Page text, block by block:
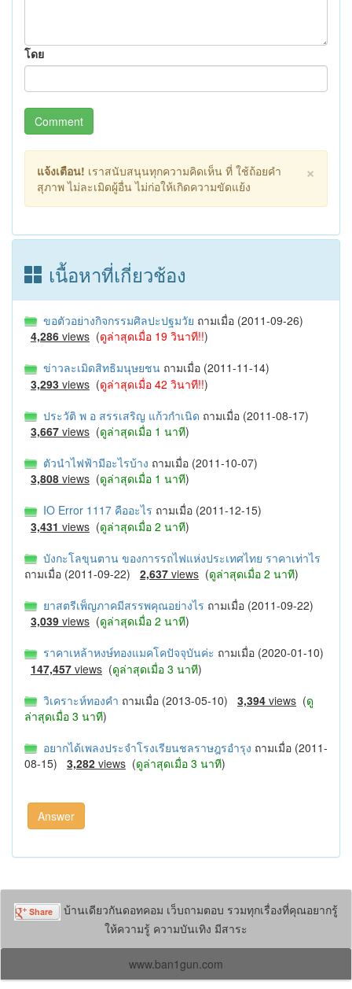
โดย
Comment
×
แจ้งเตือน! เราสนับสนุนทุกความคิดเห็น ที่ ใช้ถ้อยคำ
สุภาพ ไม่ละเมิดผู้อื่น ไม่ก่อให้เกิดความขัดแย้ง
เนื้อหาที่เกี่ยวช้อง
ขอตัวอย่างกิจกรรมศิลปะปฐมวัย ถามเมื่อ (2011-09-26)
4,286 views (ดูล่าสุดเมื่อ 19 วินาที!!)
ข่าวละเมิดสิทธิมนุษยชน ถามเมื่อ (2011-11-14)
3,293 views (ดูล่าสุดเมื่อ 42 วินาที!!)
ประวัติ พ อ สรรเสริญ แก้วกําเนิด ถามเมื่อ (2011-08-17)
3,667 views (ดูล่าสุดเมื่อ 1 นาที)
ตัวนำไฟฟ้ามีอะไรบ้าง ถามเมื่อ (2011-10-07)
3,808 views (ดูล่าสุดเมื่อ 1 นาที)
IO Error 1117 คืออะไร ถามเมื่อ (2011-12-15)
3,431 views (ดูล่าสุดเมื่อ 2 นาที)
บังกะโลขุนตาน ของการรถไฟแห่งประเทศไทย ราคาเท่าไร
ถามเมื่อ (2011-09-22) 2,637 views (ดูล่าสุดเมื่อ 2 นาที)
ยาสตรีเพ็ญภาคมีสรรพคุณอย่างไร ถามเมื่อ (2011-09-22)
3,039 views (ดูล่าสุดเมื่อ 2 นาที)
ราคาเหล้าหงษ์ทองแมคโคปัจจุบันค่ะ ถามเมื่อ (2020-01-10)
147,457 views (ดูล่าสุดเมื่อ 3 นาที)
วิเคราะห์ทองคำ ถามเมื่อ (2013-05-10) 3,394 views (ดู
ล่าสุดเมื่อ 3 นาที)
อยากได้เพลงประจำโรงเรียนชลราษฎรอำรุง ถามเมื่อ (2011-
08-15) 3,282 views (ดูล่าสุดเมื่อ 3 นาที)
บ้านเดียวกันดอทคอม เว็บถามตอบ รวมทุกเรื่องที่คุณอยากรู้
ให้ความรู้ ความบันเทิง มีสาระ
www.ban1gun.com